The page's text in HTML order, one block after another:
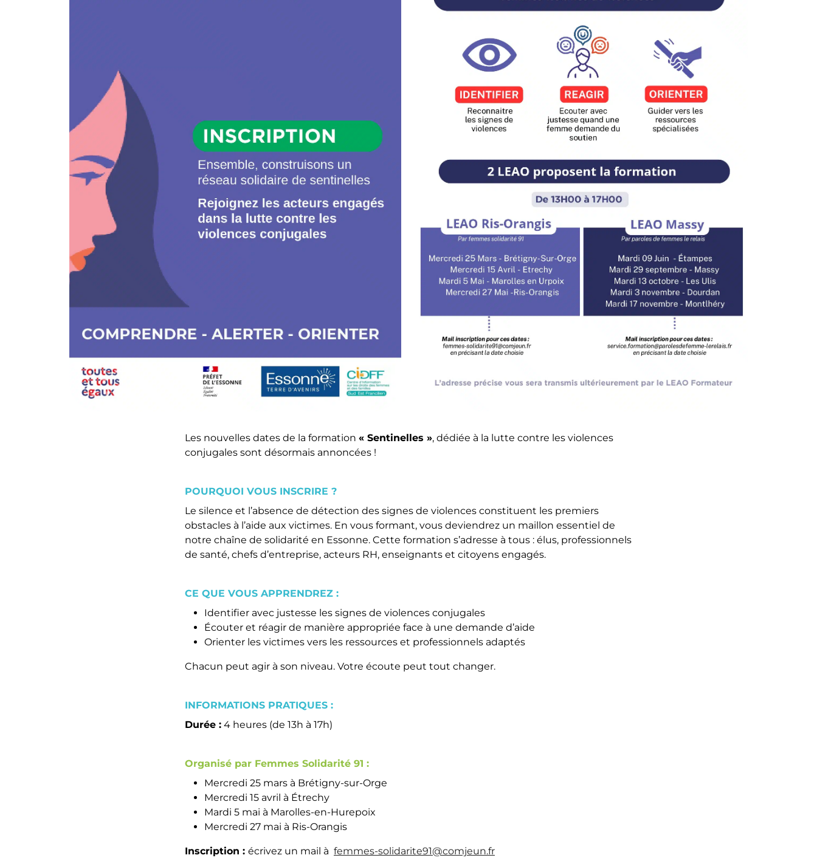
Les nouvelles dates de la formation « Sentinelles », dédiée à la lutte contre les violences
conjugales sont désormais annoncées !
POURQUOI VOUS INSCRIRE ?
Le silence et l’absence de détection des signes de violences constituent les premiers
obstacles à l’aide aux victimes. En vous formant, vous deviendrez un maillon essentiel de
notre chaîne de solidarité en Essonne. Cette formation s’adresse à tous : élus, professionnels
de santé, chefs d’entreprise, acteurs RH, enseignants et citoyens engagés.
CE QUE VOUS APPRENDREZ :
Identifier avec justesse les signes de violences conjugales
Écouter et réagir de manière appropriée face à une demande d’aide
Orienter les victimes vers les ressources et professionnels adaptés
Chacun peut agir à son niveau. Votre écoute peut tout changer.
INFORMATIONS PRATIQUES :
Durée : 4 heures (de 13h à 17h)
Organisé par Femmes Solidarité 91 :
Mercredi 25 mars à Brétigny-sur-Orge
Mercredi 15 avril à Étrechy
Mardi 5 mai à Marolles-en-Hurepoix
Mercredi 27 mai à Ris-Orangis
Inscription : écrivez un mail à femmes-solidarite91@comjeun.fr